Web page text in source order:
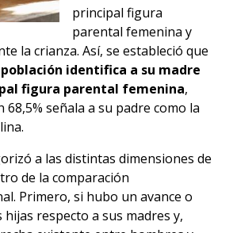
principal figura
parental femenina y
la crianza. Así, se estableció que
población identifica a su madre
figura parental femenina,
68,5% señala a su padre como la
a las distintas dimensiones de
de la comparación
Primero, si hubo un avance o
respecto a sus madres y,